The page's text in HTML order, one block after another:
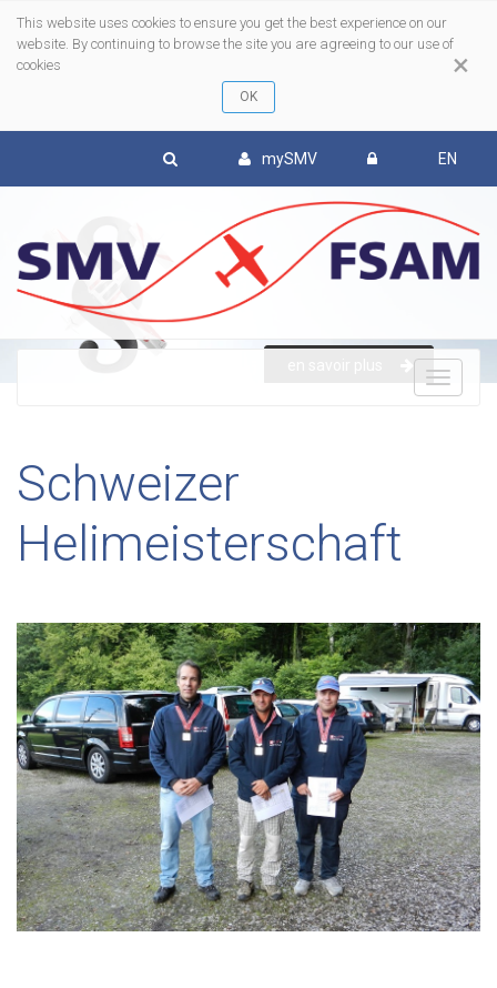
×
This website uses cookies to ensure you get the best experience on our
website. By continuing to browse the site you are agreeing to our use of
cookies
mySMV EN
Schweizer
Helimeisterschaft